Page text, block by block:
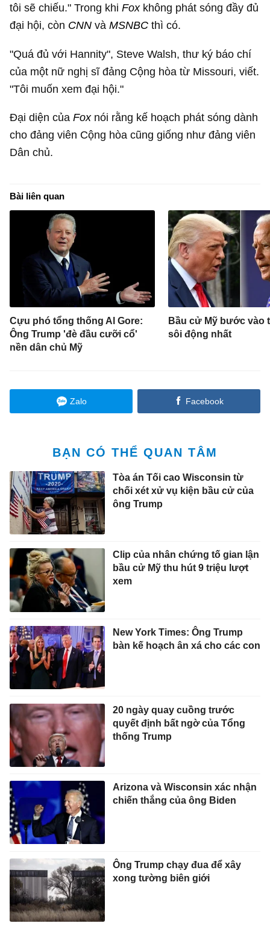
tôi sẽ chiếu." Trong khiFoxkhông phát sóng đầy đủ
đại hội, còn CNN vàMSNBC thì có.
"Quá đủ với Hannity", Steve Walsh, thư ký báo chí
của một nữ nghị sĩ đảng Cộng hòa từ Missouri, viết.
"Tôi muốn xem đại hội."
Đại diện củaFoxnói rằng kế hoạch phát sóng dành
cho đảng viên Cộng hòa cũng giống như đảng viên
Dân chủ.
Bài liên quan
Cựu phó tổng thống Al Gore:
Ông Trump 'đè đầu cưỡi cổ'
nền dân chủ Mỹ
Bầu cử Mỹ bước vào
sôi động nhất
Zalo Facebook
BẠN CÓ THỂ QUAN TÂM
Tòa án Tối cao Wisconsin từ
chối xét xử vụ kiện bầu cử của
ông Trump
Clip của nhân chứng tố gian lận
bầu cử Mỹ thu hút 9 triệu lượt
xem
New York Times: Ông Trump
bàn kế hoạch ân xá cho các con
20 ngày quay cuồng trước
quyết định bất ngờ của Tổng
thống Trump
Arizona và Wisconsin xác nhận
chiến thắng của ông Biden
Ông Trump chạy đua để xây
xong tường biên giới